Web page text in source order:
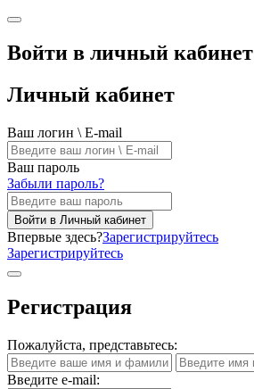
Войти в личный кабинет
Личный кабинет
Ваш логин \ E-mail
Ваш пароль
Забыли пароль?
Войти в Личный кабинет
Впервые здесь?Зарегистрируйтесь
Зарегистрируйтесь
Регистрация
Пожалуйста, представьтесь:
Введите e-mail: